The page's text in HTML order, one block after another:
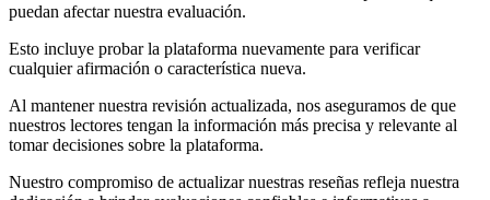
puedan afectar nuestra evaluación.
Esto incluye probar la plataforma nuevamente para verificar
cualquier afirmación o característica nueva.
Al mantener nuestra revisión actualizada, nos aseguramos de que
nuestros lectores tengan la información más precisa y relevante al
tomar decisiones sobre la plataforma.
Nuestro compromiso de actualizar nuestras reseñas refleja nuestra